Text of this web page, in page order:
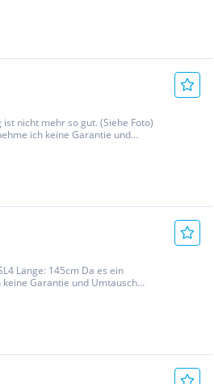
ist nicht mehr so gut. (Siehe Foto)
ich keine Garantie und
Länge: 145cm Da es ein
Garantie und Umtausch